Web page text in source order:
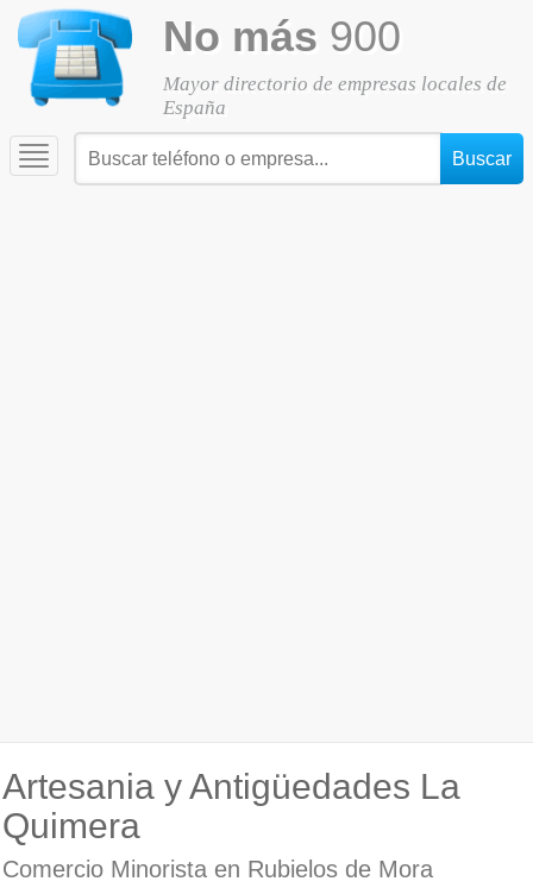
No más 900
Mayor directorio de empresas locales de
España
Toggle
navigation
Artesania y Antigüedades La
Quimera
Comercio Minorista en Rubielos de Mora